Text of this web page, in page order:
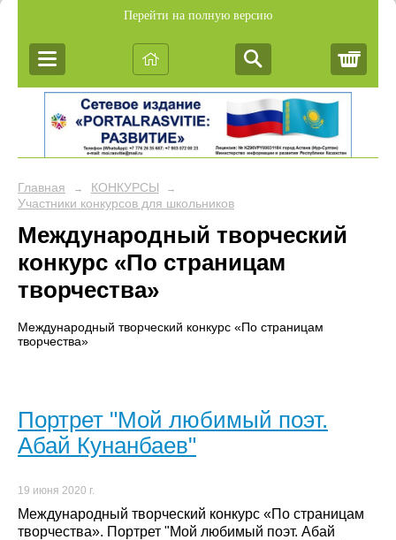
Перейти на полную версию
Главная → КОНКУРСЫ →
Участники конкурсов для школьников
Международный творческий
конкурс «По страницам
творчества»
Международный творческий конкурс «По страницам
творчества»
Портрет "Мой любимый поэт.
Абай Кунанбаев"
19 июня 2020 г.
Международный творческий конкурс «По страницам
творчества». Портрет "Мой любимый поэт. Абай